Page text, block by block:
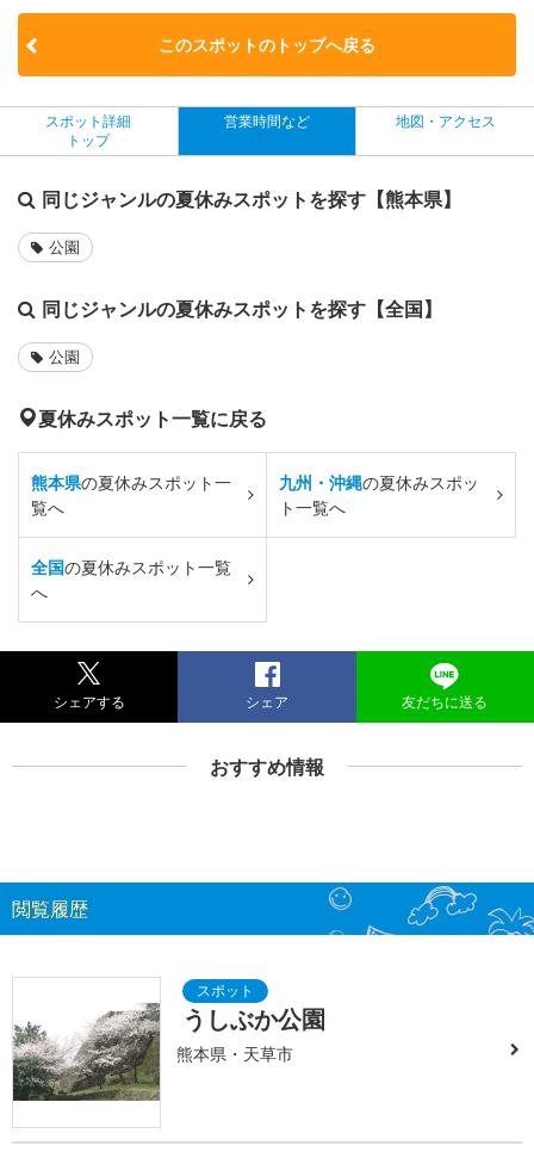
このスポットのトップへ戻る
スポット詳細
トップ
営業時間など 地図・アクセス
同じジャンルの夏休みスポットを探す【熊本県】
公園
同じジャンルの夏休みスポットを探す【全国】
公園
夏休みスポット一覧に戻る
熊本県の夏休みスポット一
覧へ
九州・沖縄の夏休みスポッ
ト一覧へ
全国の夏休みスポット一覧
へ
シェアする シェア 友だちに送る
おすすめ情報
閲覧履歴
うしぶか公園
熊本県・天草市